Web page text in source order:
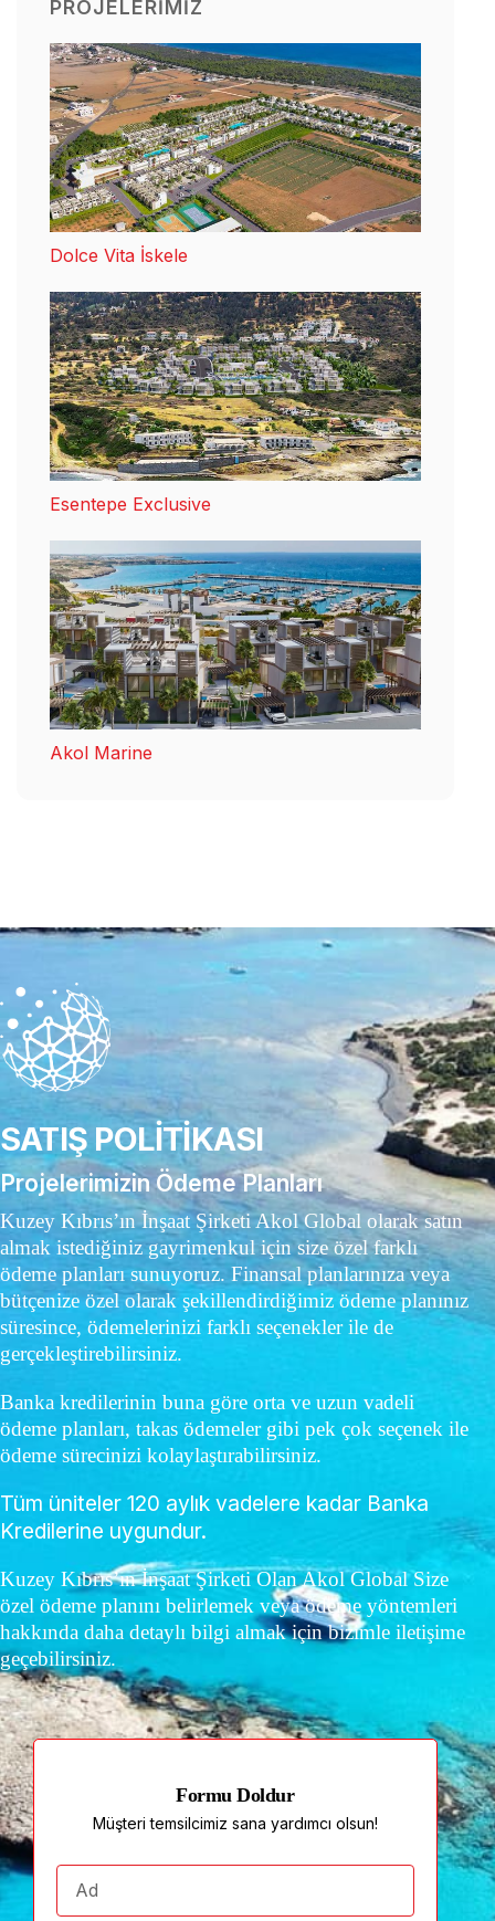
PROJELERIMIZ
Dolce Vita İskele
Esentepe Exclusive
Akol Marine
SATIŞ POLİTİKASI
Projelerimizin Ödeme Planları
Kuzey Kıbrıs’ın İnşaat Şirketi Akol Global olarak satın
almak istediğiniz gayrimenkul için size özel farklı
ödeme planları sunuyoruz. Finansal planlarınıza veya
bütçenize özel olarak şekillendirdiğimiz ödeme planınız
süresince, ödemelerinizi farklı seçenekler ile de
gerçekleştirebilirsiniz.
Banka kredilerinin buna göre orta ve uzun vadeli
ödeme planları, takas ödemeler gibi pek çok seçenek ile
ödeme sürecinizi kolaylaştırabilirsiniz.
Tüm üniteler 120 aylık vadelere kadar Banka
Kredilerine uygundur.
Kuzey Kıbrıs’ın İnşaat Şirketi Olan Akol Global Size
özel ödeme planını belirlemek veya ödeme yöntemleri
hakkında daha detaylı bilgi almak için bizimle iletişime
geçebilirsiniz.
Formu Doldur
Müşteri temsilcimiz sana yardımcı olsun!